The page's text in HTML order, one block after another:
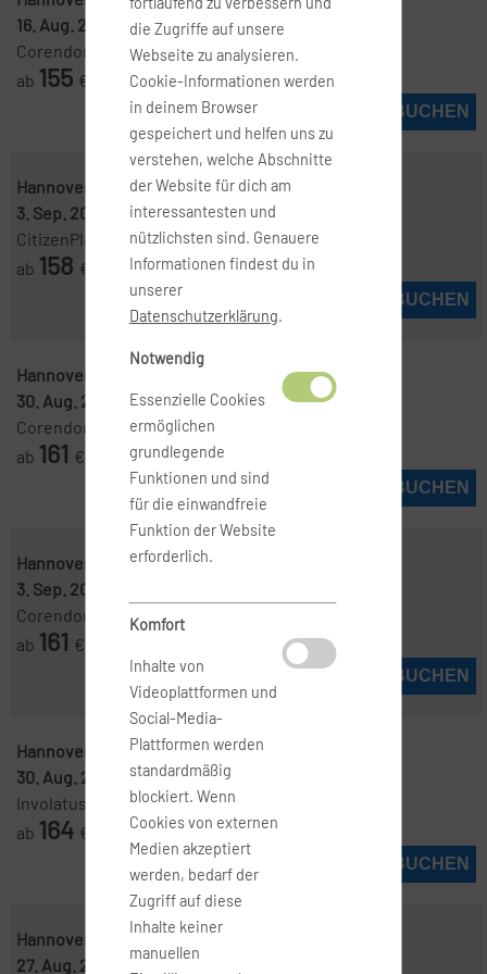
16. Aug. 2026
6. Sep. 2026
Corendon
ab 155 €
JETZT BUCHEN
Hannover ( HAJ )-Kos ( KGS )
3. Sep. 2026
3. Sep. 2026
CitizenPlane
ab 158 €
JETZT BUCHEN
Hannover ( HAJ )
Kos ( KGS )
30. Aug. 2026
-6. Sep. 2026
Corendon
ab 161 €
JETZT BUCHEN
Hannover ( HAJ )-Kos ( KGS )
3. Sep. 2026
Corendon
ab 161 €
JETZT BUCHEN
Hannover ( HAJ )-Kos ( KGS )
30. Aug. 2026
-6. Sep. 2026
Involatus
ab 164 €
JETZT BUCHEN
Hannover ( HAJ )-Kos ( KGS )
27. Aug. 2026
3. Sep. 2026
die Zugriffe auf unsere
Webseite zu analysieren.
Cookie-Informationen werden
in deinem Browser
gespeichert und helfen uns zu
verstehen, welche Abschnitte
der Website für dich am
interessantesten und
nützlichsten sind. Genauere
Informationen findest du in
unserer
Datenschutzerklärung.
Notwendig
Essenzielle Cookies
ermöglichen
grundlegende
Funktionen und sind
für die einwandfreie
Funktion der Website
erforderlich.
Komfort
Inhalte von
Videoplattformen und
Social-Media-
Plattformen werden
standardmäßig
blockiert. Wenn
Cookies von externen
Medien akzeptiert
werden, bedarf der
Zugriff auf diese
Inhalte keiner
manuellen